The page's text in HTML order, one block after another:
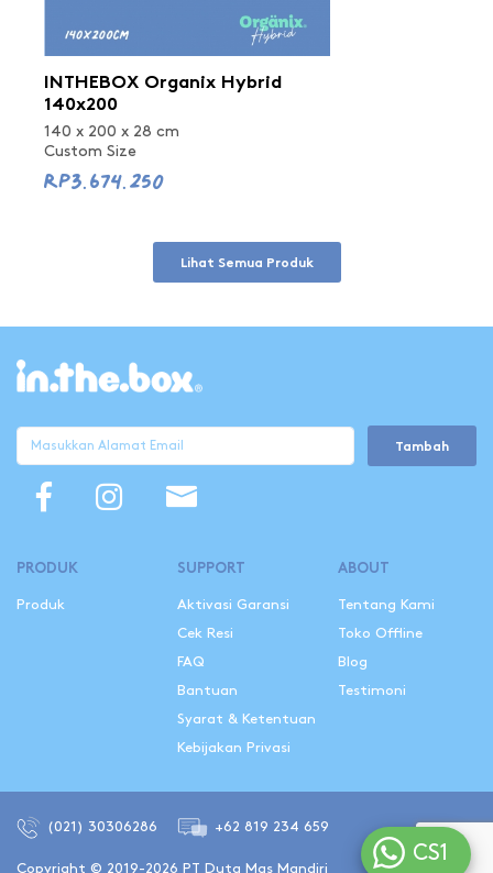
INTHEBOX Organix Hybrid
140x200
140 x 200 x 28 cm
Custom Size
Rp3.674.250
Lihat Semua Produk
Tambah
PRODUK
Produk
SUPPORT
Aktivasi Garansi
Cek Resi
FAQ
Bantuan
Syarat & Ketentuan
Kebijakan Privasi
ABOUT
Tentang Kami
Toko Offline
Blog
Testimoni
(021) 30306286 +62 819 234 659
Copyright © 2019-2026 PT Duta Mas Mandiri
CS1